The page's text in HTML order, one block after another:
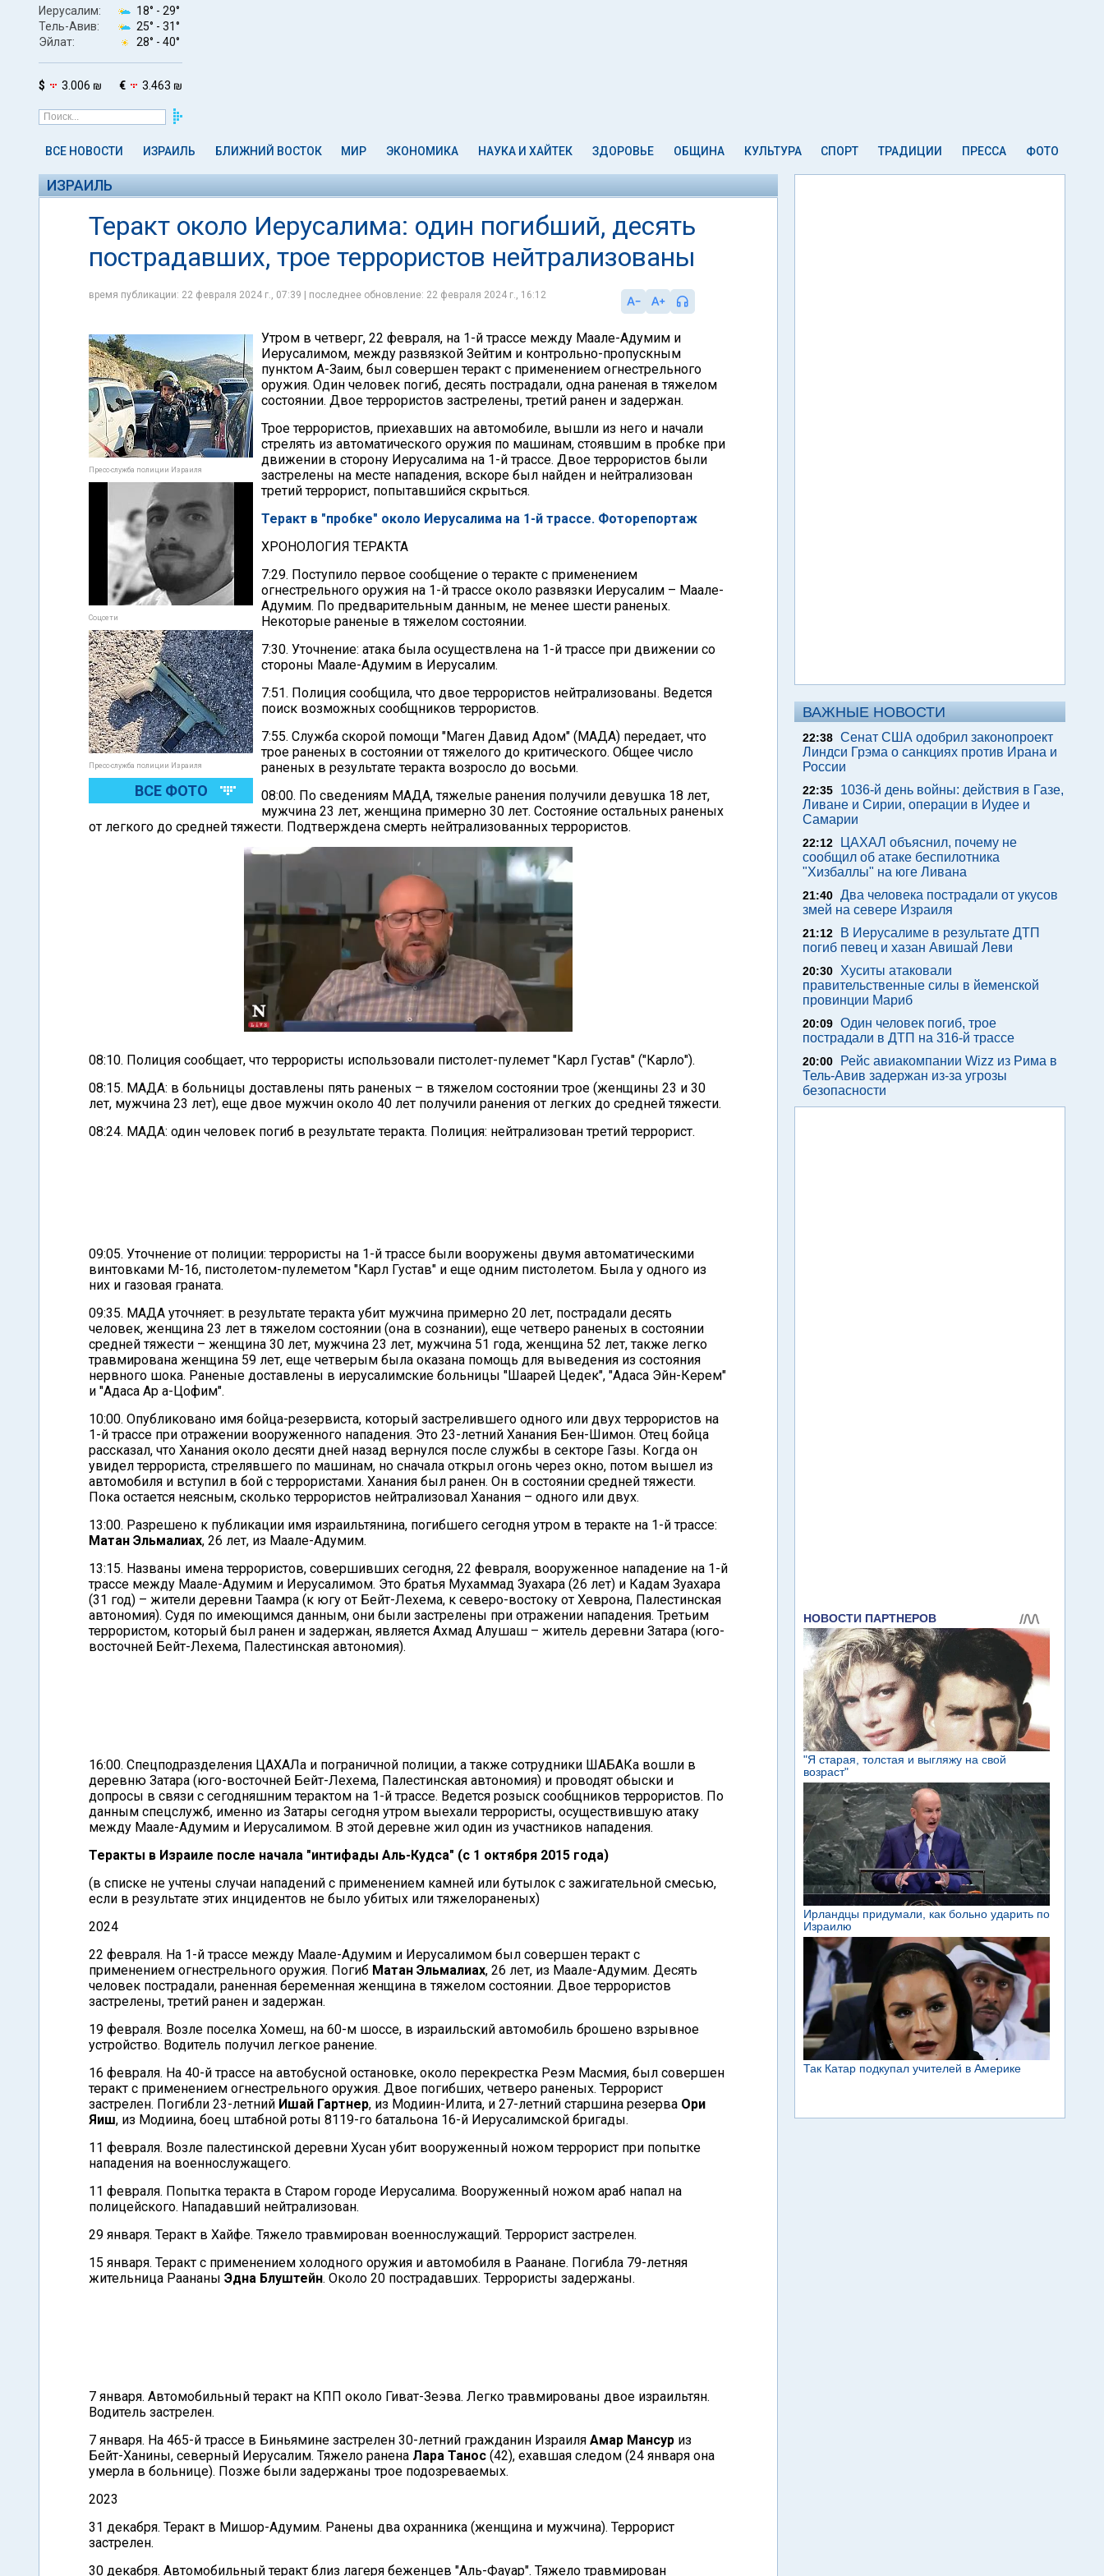
Иерусалим: 18° - 29°
Тель-Авив:
25° - 31°
Эйлат:
28° - 40°
$ 3.006 ₪ € 3.463 ₪
ВСЕ НОВОСТИ ИЗРАИЛЬ БЛИЖНИЙ ВОСТОК МИР ЭКОНОМИКА НАУКА И ХАЙТЕК ЗДОРОВЬЕ ОБЩИНА КУЛЬТУРА СПОРТ ТРАДИЦИИ ПРЕССА ФОТО
ИЗРАИЛЬ
Теракт около Иерусалима: один погибший, десять
пострадавших, трое террористов нейтрализованы
время публикации: 22 февраля 2024 г., 07:39 | последнее обновление: 22 февраля 2024 г., 16:12
Пресс-служба полиции Израиля
Соцсети
Пресс-служба полиции Израиля
ВСЕ ФОТО
Утром в четверг, 22 февраля, на 1-й трассе между Маале-Адумим и
Иерусалимом, между развязкой Зейтим и контрольно-пропускным
пунктом А-Заим, был совершен теракт с применением огнестрельного
оружия. Один человек погиб, десять пострадали, одна раненая в тяжелом
состоянии. Двое террористов застрелены, третий ранен и задержан.
Трое террористов, приехавших на автомобиле, вышли из него и начали
стрелять из автоматического оружия по машинам, стоявшим в пробке при
движении в сторону Иерусалима на 1-й трассе. Двое террористов были
застрелены на месте нападения, вскоре был найден и нейтрализован
третий террорист, попытавшийся скрыться.
Теракт в "пробке" около Иерусалима на 1-й трассе. Фоторепортаж
ХРОНОЛОГИЯ ТЕРАКТА
7:29. Поступило первое сообщение о теракте с применением
огнестрельного оружия на 1-й трассе около развязки Иерусалим – Маале-
Адумим. По предварительным данным, не менее шести раненых.
Некоторые раненые в тяжелом состоянии.
7:30. Уточнение: атака была осуществлена на 1-й трассе при движении со
стороны Маале-Адумим в Иерусалим.
7:51. Полиция сообщила, что двое террористов нейтрализованы. Ведется
поиск возможных сообщников террористов.
7:55. Служба скорой помощи "Маген Давид Адом" (МАДА) передает, что
трое раненых в состоянии от тяжелого до критического. Общее число
раненых в результате теракта возросло до восьми.
08:00. По сведениям МАДА, тяжелые ранения получили девушка 18 лет,
мужчина 23 лет, женщина примерно 30 лет. Состояние остальных раненых
от легкого до средней тяжести. Подтверждена смерть нейтрализованных террористов.
08:10. Полиция сообщает, что террористы использовали пистолет-пулемет "Карл Густав" ("Карло").
08:15. МАДА: в больницы доставлены пять раненых – в тяжелом состоянии трое (женщины 23 и 30
лет, мужчина 23 лет), еще двое мужчин около 40 лет получили ранения от легких до средней тяжести.
08:24. МАДА: один человек погиб в результате теракта. Полиция: нейтрализован третий террорист.
09:05. Уточнение от полиции: террористы на 1-й трассе были вооружены двумя автоматическими
винтовками М-16, пистолетом-пулеметом "Карл Густав" и еще одним пистолетом. Была у одного из
них и газовая граната.
09:35. МАДА уточняет: в результате теракта убит мужчина примерно 20 лет, пострадали десять
человек, женщина 23 лет в тяжелом состоянии (она в сознании), еще четверо раненых в состоянии
средней тяжести – женщина 30 лет, мужчина 23 лет, мужчина 51 года, женщина 52 лет, также легко
травмирована женщина 59 лет, еще четверым была оказана помощь для выведения из состояния
нервного шока. Раненые доставлены в иерусалимские больницы "Шаарей Цедек", "Адаса Эйн-Керем"
и "Адаса Ар а-Цофим".
10:00. Опубликовано имя бойца-резервиста, который застрелившего одного или двух террористов на
1-й трассе при отражении вооруженного нападения. Это 23-летний Ханания Бен-Шимон. Отец бойца
рассказал, что Ханания около десяти дней назад вернулся после службы в секторе Газы. Когда он
увидел террориста, стрелявшего по машинам, но сначала открыл огонь через окно, потом вышел из
автомобиля и вступил в бой с террористами. Ханания был ранен. Он в состоянии средней тяжести.
Пока остается неясным, сколько террористов нейтрализовал Ханания – одного или двух.
13:00. Разрешено к публикации имя израильтянина, погибшего сегодня утром в теракте на 1-й трассе:
Матан Эльмалиах, 26 лет, из Маале-Адумим.
13:15. Названы имена террористов, совершивших сегодня, 22 февраля, вооруженное нападение на 1-й
трассе между Маале-Адумим и Иерусалимом. Это братья Мухаммад Зуахара (26 лет) и Кадам Зуахара
(31 год) – жители деревни Таамра (к югу от Бейт-Лехема, к северо-востоку от Хеврона, Палестинская
автономия). Судя по имеющимся данным, они были застрелены при отражении нападения. Третьим
террористом, который был ранен и задержан, является Ахмад Алушаш – житель деревни Затара (юго-
восточней Бейт-Лехема, Палестинская автономия).
16:00. Спецподразделения ЦАХАЛа и пограничной полиции, а также сотрудники ШАБАКа вошли в
деревню Затара (юго-восточней Бейт-Лехема, Палестинская автономия) и проводят обыски и
допросы в связи с сегодняшним терактом на 1-й трассе. Ведется розыск сообщников террористов. По
данным спецслужб, именно из Затары сегодня утром выехали террористы, осуществившую атаку
между Маале-Адумим и Иерусалимом. В этой деревне жил один из участников нападения.
Теракты в Израиле после начала "интифады Аль-Кудса" (с 1 октября 2015 года)
(в списке не учтены случаи нападений с применением камней или бутылок с зажигательной смесью,
если в результате этих инцидентов не было убитых или тяжелораненых)
2024
22 февраля. На 1-й трассе между Маале-Адумим и Иерусалимом был совершен теракт с
применением огнестрельного оружия. Погиб Матан Эльмалиах, 26 лет, из Маале-Адумим. Десять
человек пострадали, раненная беременная женщина в тяжелом состоянии. Двое террористов
застрелены, третий ранен и задержан.
19 февраля. Возле поселка Хомеш, на 60-м шоссе, в израильский автомобиль брошено взрывное
устройство. Водитель получил легкое ранение.
16 февраля. На 40-й трассе на автобусной остановке, около перекрестка Реэм Масмия, был совершен
теракт с применением огнестрельного оружия. Двое погибших, четверо раненых. Террорист
застрелен. Погибли 23-летний Ишай Гартнер, из Модиин-Илита, и 27-летний старшина резерва Ори
Яиш, из Модиина, боец штабной роты 8119-го батальона 16-й Иерусалимской бригады.
11 февраля. Возле палестинской деревни Хусан убит вооруженный ножом террорист при попытке
нападения на военнослужащего.
11 февраля. Попытка теракта в Старом городе Иерусалима. Вооруженный ножом араб напал на
полицейского. Нападавший нейтрализован.
29 января. Теракт в Хайфе. Тяжело травмирован военнослужащий. Террорист застрелен.
15 января. Теракт с применением холодного оружия и автомобиля в Раанане. Погибла 79-летняя
жительница Раананы Эдна Блуштейн. Около 20 пострадавших. Террористы задержаны.
7 января. Автомобильный теракт на КПП около Гиват-Зеэва. Легко травмированы двое израильтян.
Водитель застрелен.
7 января. На 465-й трассе в Биньямине застрелен 30-летний гражданин Израиля Амар Мансур из
Бейт-Ханины, северный Иерусалим. Тяжело ранена Лара Танос (42), ехавшая следом (24 января она
умерла в больнице). Позже были задержаны трое подозреваемых.
2023
31 декабря. Теракт в Мишор-Адумим. Ранены два охранника (женщина и мужчина). Террорист
застрелен.
30 декабря. Автомобильный теракт близ лагеря беженцев "Аль-Фауар". Тяжело травмирован
ВАЖНЫЕ НОВОСТИ
22:38 Сенат США одобрил законопроект
Линдси Грэма о санкциях против Ирана и
России
22:35
1036-й день войны: действия в Газе,
Ливане и Сирии, операции в Иудее и
Самарии
22:12
ЦАХАЛ объяснил, почему не
сообщил об атаке беспилотника
"Хизбаллы" на юге Ливана
21:40 Два человека пострадали от укусов
змей на севере Израиля
21:12
В Иерусалиме в результате ДТП
погиб певец и хазан Авишай Леви
20:30
Хуситы атаковали
правительственные силы в йеменской
провинции Мариб
20:09 Один человек погиб, трое
пострадали в ДТП на 316-й трассе
20:00
Рейс авиакомпании Wizz из Рима в
Тель-Авив задержан из-за угрозы
безопасности